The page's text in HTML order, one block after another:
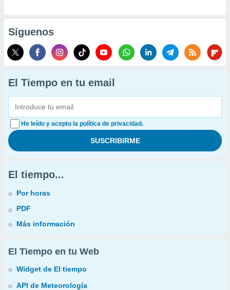
Síguenos
El Tiempo en tu email
He leído y acepto la política de privacidad.
El tiempo...
Por horas
PDF
Más información
El Tiempo en tu Web
Widget de El tiempo
API de Meteorología